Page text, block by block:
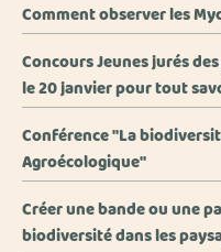
Comment observer les
Concours Jeunes jurés
le 20 janvier pour tout
Conférence "La
Agroécologique"
Créer une bande ou une
biodiversité dans les